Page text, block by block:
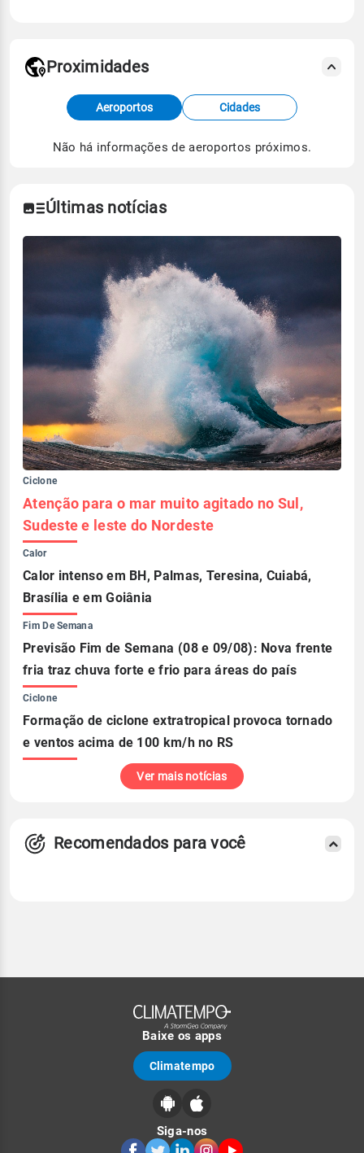
Fonte: dados combinados de estações
meteorológicas e satélite do Centro de Previsão
de Tempo e Estudos Climáticos (CPTEC).
Proximidades
Aeroportos Cidades
Não há informações de aeroportos próximos.
Últimas notícias
Ciclone
Atenção para o mar muito agitado no Sul,
Sudeste e leste do Nordeste
Calor
Calor intenso em BH, Palmas, Teresina, Cuiabá,
Brasília e em Goiânia
Fim De Semana
Previsão Fim de Semana (08 e 09/08): Nova frente
fria traz chuva forte e frio para áreas do país
Ciclone
Formação de ciclone extratropical provoca tornado
e ventos acima de 100 km/h no RS
Ver mais notícias
Recomendados para você
Baixe os apps
Climatempo
Siga-nos